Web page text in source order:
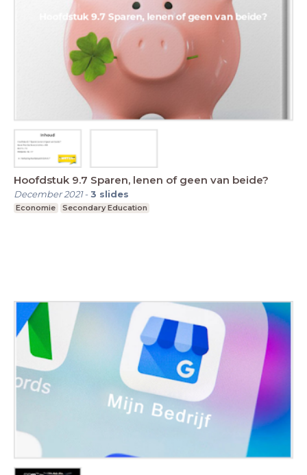
Hoofdstuk 9.7 Sparen, lenen of geen van beide?
December 2021-3 slides
Economie Secondary Education